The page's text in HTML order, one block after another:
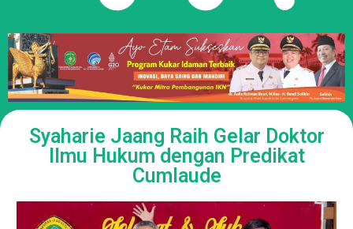
Syaharie Jaang Raih Gelar Doktor
Ilmu Hukum dengan Predikat
Cumlaude